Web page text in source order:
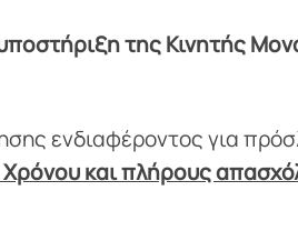
της Κινητής
ενδιαφέροντος για
Χρόνου και πλήρους